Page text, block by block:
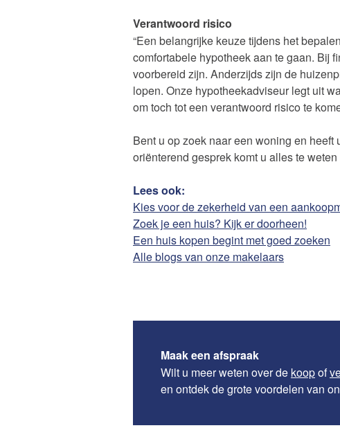
Verantwoord risico
“Een belangrijke keuze tijdens het
comfortabele hypotheek aan te gaan. Bij
voorbereid zijn. Anderzijds zijn de
lopen. Onze hypotheekadviseur legt uit
om toch tot een verantwoord risico te
Bent u op zoek naar een woning en
oriënterend gesprek komt u alles te
Lees ook:
Kies voor de zekerheid van een
Zoek je een huis? Kijk er doorheen!
Een huis kopen begint met goed zoeken
Alle blogs van onze makelaars
Maak een afspraak
Wilt u meer weten over de koopof
en ontdek de grote voordelen van